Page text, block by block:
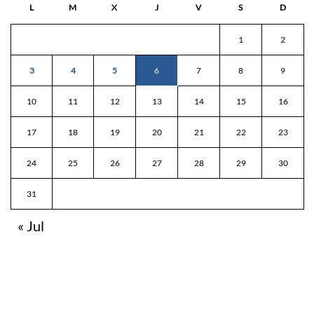
L M X J V S D
1 2
3 4 5 6 7 8 9
10 11 12 13 14 15 16
17 18 19 20 21 22 23
24 25 26 27 28 29 30
31
« Jul